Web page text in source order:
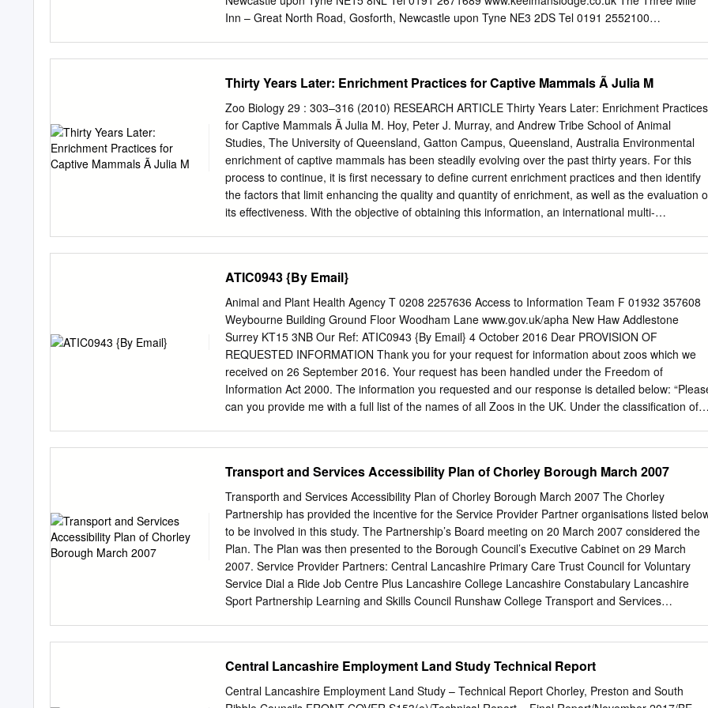
Wattle and daub walls, reed thatch More elaborate building materials and upper floor.
Inn – Great North Road, Gosforth, Newcastle upon Tyne NE3 2DS Tel 0191 2552100
upon Tyne NE15 8LS Tel 0845 3000000 Sainsbury’s Supermarket - Newburn Road, Newcastle
upon Tyne NE15 9AF Tel 0191 2754050 CRICKET CLUBS Durham CCC – County Ground,
Riverside, Chester-le-Street, Co Durham Tel 0844 4994466 www.durhamccc.co.uk
Northumberland CCC – Osbourne Avenue, Jesmond, Newcastle upon Tyne NE2 1JS Tel 0191
2810775 www.newcastlecc.co.uk South Northumberland CC Ltd – Roseworth Terrace, Gosforth,
Newcastle upon Tyne NE3 1LU Tel 0191 2460006 www.southnort.co.uk DAY CARE AND
NURSERIES Places for Children – The Waterfront, Kingfisher Boulevard, Newburn Riverside,
Newcastle upon Tyne NE15 8NZ Tel 0191 2645030 www.placesforchildren.co.uk The Lemington
Thirty Years Later: Enrichment Practices for Captive Mammals Ã Julia M
Zoo Biology 29 : 303–316 (2010) RESEARCH ARTICLE Thirty Years Later: Enrichment Practices
for Captive Mammals Ã Julia M. Hoy, Peter J. Murray, and Andrew Tribe School of Animal
Studies, The University of Queensland, Gatton Campus, Queensland, Australia Environmental
enrichment of captive mammals has been steadily evolving over the past thirty years. For this
process to continue, it is ﬁrst necessary to deﬁne current enrichment practices and then identify
the factors that limit enhancing the quality and quantity of enrichment, as well as the evaluation
its effectiveness. With the objective of obtaining this information, an international multi-
not made available to captive mammals as frequently as those requiring less staff time and
The groups of mammals provided with enrichment most frequently received it on average fewer
than four times per day, resulting in less than two hours per day spent by each animal care staff
member on tasks related to enrichment. The time required for staff to complete other husbandry
tasks was the factor most limiting the implementation and evaluation of enrichment. The majority
of survey respon- dents agreed that they would provide more enrichment and carry out more
evaluation of enrichment if it was manageable to do so. The results of this study support the
for greater quantity, variety, frequency, and evaluation of enrichment provided to captive
ATIC0943 {By Email}
Animal and Plant Health Agency T 0208 2257636 Access to Information Team F 01932 357608
Weybourne Building Ground Floor Woodham Lane www.gov.uk/apha New Haw Addlestone
Surrey KT15 3NB Our Ref: ATIC0943 {By Email} 4 October 2016 Dear PROVISION OF
REQUESTED INFORMATION Thank you for your request for information about zoos which we
received on 26 September 2016. Your request has been handled under the Freedom of
Information Act 2000. The information you requested and our response is detailed below:
can you provide me with a full list of the names of all Zoos in the UK. Under the classification of
when each zoo has received its license under the Zoo License act 1981.” See Appendix 1 for a
list that APHA hold on current licensed zoos affected by the Zoo License Act 1981 in Great
(England, Scotland and Wales), as at 26 September 2016 (date of request). The information
relating to Northern Ireland is not held by APHA. Any potential information maybe held with the
Department of Agriculture, Environment and Rural Affairs Northern Ireland (DAERA-NI). Where
there are blanks on the zoo license start date that means the information you have requested is
not held by APHA. Please note that the Local Authorities’ Trading Standard departments are
responsible for administering and issuing zoo licensing under the Zoo Licensing Act 1981.
Transport and Services Accessibility Plan of Chorley Borough March 2007
Transporth and Services Accessibility Plan of Chorley Borough March 2007 The Chorley
Partnership has provided the incentive for the Service Provider Partner organisations listed
to be involved in this study. The Partnership’s Board meeting on 20 March 2007 considered the
Plan. The Plan was then presented to the Borough Council’s Executive Cabinet on 29 March
2007. Service Provider Partners: Central Lancashire Primary Care Trust Council for Voluntary
Service Dial a Ride Job Centre Plus Lancashire College Lancashire Constabulary Lancashire
Sport Partnership Learning and Skills Council Runshaw College Transport and Services
in Chorley Borough? 9. What Transport Improvements are Feasible? 10. What Service
Improvements are Feasible? 11. Pathfinder Learning Points 12. Conclusions and
Recommendations Appendix A - Analysis of Accessibility Mapping Appendix B - MORI Best Value
Central Lancashire Employment Land Study Technical Report
Central Lancashire Employment Land Study – Technical Report Chorley, Preston and South